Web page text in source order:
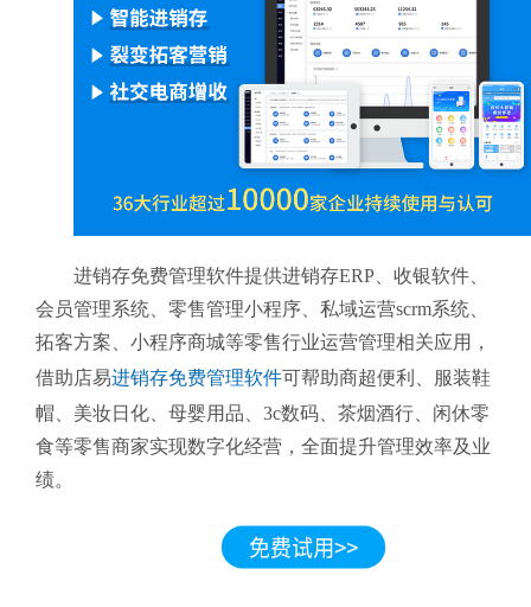
进销存免费管理软件提供进销存ERP、收银软件、
会员管理系统、零售管理小程序、私域运营scrm系统、
拓客方案、小程序商城等零售行业运营管理相关应用，
借助店易进销存免费管理软件可帮助商超便利、服装鞋
帽、美妆日化、母婴用品、3c数码、茶烟酒行、闲休零
食等零售商家实现数字化经营，全面提升管理效率及业
绩。